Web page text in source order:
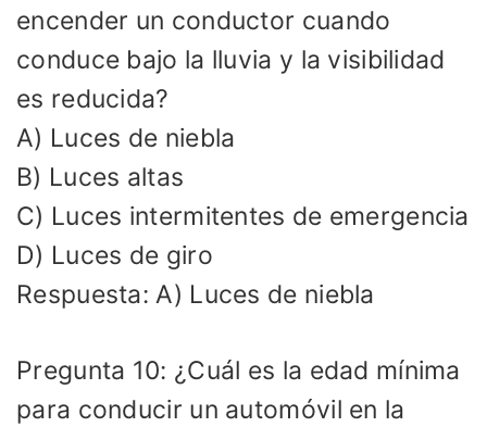
encender un conductor cuando
conduce bajo la lluvia y la visibilidad
es reducida?
A) Luces de niebla
B) Luces altas
C) Luces intermitentes de emergencia
D) Luces de giro
Respuesta: A) Luces de niebla
Pregunta 10: ¿Cuál es la edad mínima
para conducir un automóvil en la